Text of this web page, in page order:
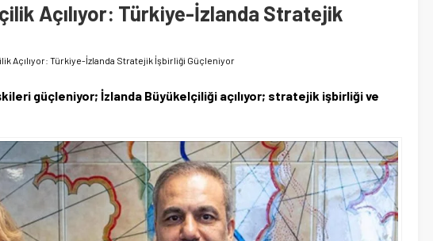
Açılıyor: Türkiye-İzlanda Stratejik
Açılıyor: Türkiye-İzlanda Stratejik İşbirliği Güçleniyor
güçleniyor; İzlanda Büyükelçiliği açılıyor; stratejik işbirliği ve